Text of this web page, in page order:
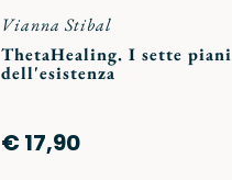
Vianna Stibal
ThetaHealing. I sette piani
dell'esistenza
€ 17,90